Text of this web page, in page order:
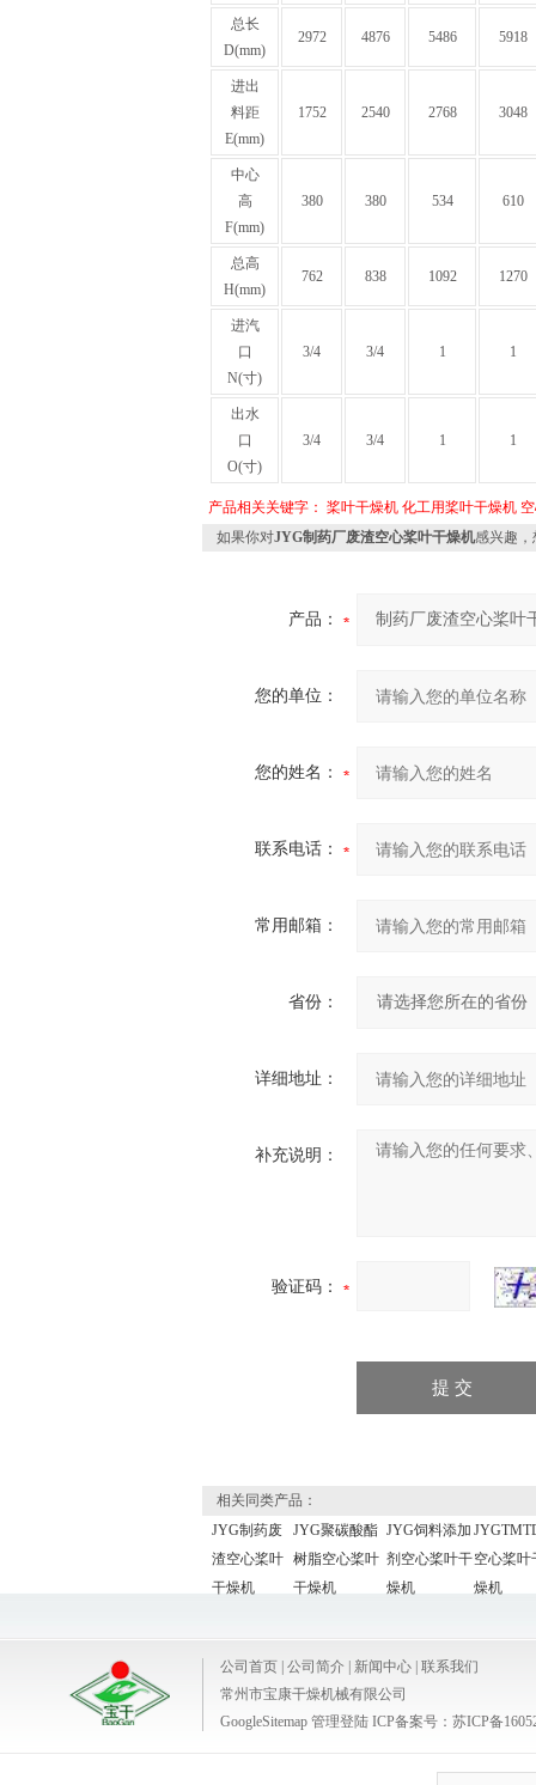
总长
D(mm)
2972 4876 5486 5918
进出
料距
E(mm)
1752 2540 2768 3048
中心
高
F(mm)
380 380 534 610
总高
H(mm)
762 838 1092 1270
进汽
口
N(寸)
3/4 3/4 1 1
出水
口
O(寸)
3/4 3/4 1 1
产品相关关键字： 桨叶干燥机 化工用桨叶干燥机
如果你对JYG制药厂废渣空心桨叶干燥机感兴趣，
产品：
您的单位：
您的姓名：
联系电话：
常用邮箱：
省份：
详细地址：
补充说明：
验证码：
相关同类产品：
JYG制药废
渣空心桨叶
干燥机
JYG聚碳酸酯
树脂空心桨叶
干燥机
JYG饲料添加
剂空心桨叶干
燥机
空心桨叶
燥机
公司首页 公司简介 新闻中心 联系我们
常州市宝康干燥机械有限公司
GoogleSitemap 管理登陆 ICP备案号： 苏ICP备